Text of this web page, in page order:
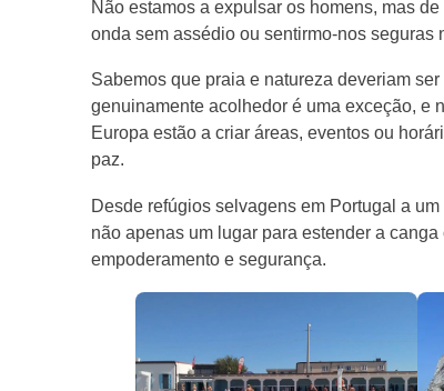
Não estamos a expulsar os homens, mas
onda sem assédio ou sentirmo-nos seguras
Sabemos que praia e natureza deveriam
genuinamente acolhedor é uma exceção, e
Europa estão a criar áreas, eventos ou
paz.
Desde refúgios selvagens em Portugal a
não apenas um lugar para estender a
empoderamento e segurança.